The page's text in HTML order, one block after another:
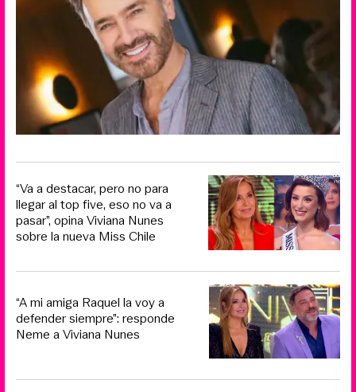
“Va a destacar, pero no para
llegar al top five, eso no va a
pasar”, opina Viviana Nunes
sobre la nueva Miss Chile
“A mi amiga Raquel la voy a
defender siempre”: responde
Neme a Viviana Nunes